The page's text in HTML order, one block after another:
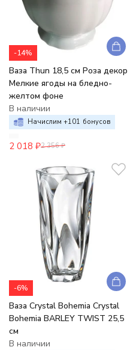
-14%
Ваза Thun 18,5 см Роза декор
Мелкие ягоды на бледно-
желтом фоне
В наличии
Начислим +101 бонусов
2 018 ₽2 356 ₽
-6%
Ваза Crystal Bohemia Crystal
Bohemia BARLEY TWIST 25,5
см
В наличии